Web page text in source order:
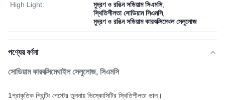
High Light: মুদ্রণ ও রঙিন সডিয়াম সিএমসি,
স্থিতিশীলতা সোডিয়াম সিএমসি,
মুদ্রণ ও রঙিন সডিয়াম কারবক্সিমেথল সেলুলোজ
পণ্যের বর্ণনা
সোডিয়াম কারবক্সিমেথাইল সেলুলোজ, সিএমসি
1প্রাকৃতিক প্রিন্টিং পেস্টের তুলনায় ভিস্কোসিটির স্থিতিশীলতা ভাল।